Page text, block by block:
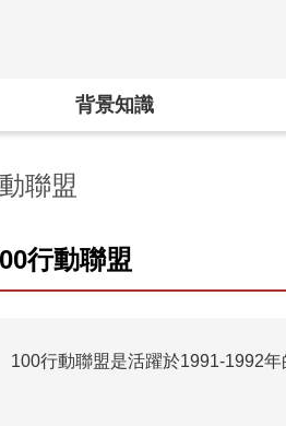
背景知識
聯盟
行動聯盟
100行動聯盟是活躍於1991-1992